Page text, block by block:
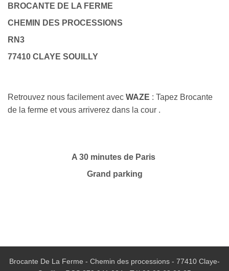
BROCANTE DE LA FERME
CHEMIN DES PROCESSIONS
RN3
77410 CLAYE SOUILLY
Retrouvez nous facilement avec WAZE : Tapez Brocante
de la ferme et vous arriverez dans la cour .
A 30 minutes de Paris
Grand parking
Brocante De La Ferme - Chemin des processions - 77410 Claye-